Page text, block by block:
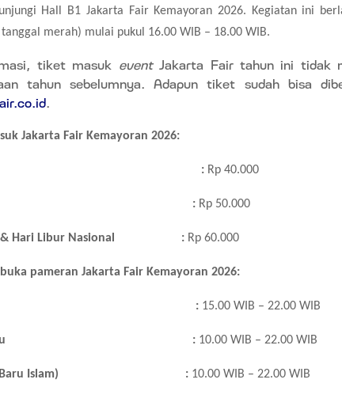
Hall B1 Jakarta Fair Kemayoran 2026. Kegiatan ini
merah) mulai pukul 16.00 WIB – 18.00 WIB.
tiket masuk eventJakarta Fair tahun ini tidak
tahun sebelumnya. Adapun tiket sudah bisa
Jakarta Fair Kemayoran 2026:
: Rp 40.000
: Rp 50.000
Hari Libur Nasional : Rp 60.000
pameran Jakarta Fair Kemayoran 2026:
: 15.00 WIB – 22.00 WIB
: 10.00 WIB – 22.00 WIB
Islam) : 10.00 WIB – 22.00 WIB